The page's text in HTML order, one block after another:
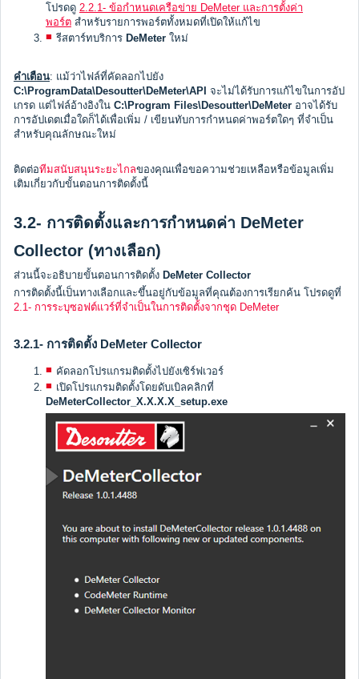
โปรดดู 2.2.1- ข้อกำหนดเครือข่าย DeMeter และการตั้งค่า
พอร์ต สำหรับรายการพอร์ตทั้งหมดที่เปิดให้แก้ไข
รีสตาร์ทบริการ DeMeter ใหม่
คำเตือน: แม้ว่าไฟล์ที่คัดลอกไปยัง
C:\ProgramData\Desoutter\DeMeter\API จะไม่ได้รับการแก้ไขในการอัป
เกรด แต่ไฟล์อ้างอิงใน C:\Program Files\Desoutter\DeMeter อาจได้รับ
การอัปเดตเมื่อใดก็ได้เพื่อเพิ่ม / เขียนทับการกำหนดค่าพอร์ตใดๆ ที่จำเป็น
สำหรับคุณลักษณะใหม่
ติดต่อทีมสนับสนุนระยะไกลของคุณเพื่อขอความช่วยเหลือหรือข้อมูลเพิ่ม
เติมเกี่ยวกับขั้นตอนการติดตั้งนี้
3.2- การติดตั้งและการกำหนดค่า DeMeter
Collector (ทางเลือก)
ส่วนนี้จะอธิบายขั้นตอนการติดตั้ง DeMeter Collector
การติดตั้งนี้เป็นทางเลือกและขึ้นอยู่กับข้อมูลที่คุณต้องการเรียกค้น โปรดดูที่
2.1- การระบุซอฟต์แวร์ที่จำเป็นในการติดตั้งจากชุด DeMeter
3.2.1- การติดตั้ง DeMeter Collector
คัดลอกโปรแกรมติดตั้งไปยังเซิร์ฟเวอร์
เปิดโปรแกรมติดตั้งโดยดับเบิลคลิกที่
DeMeterCollector_X.X.X.X_setup.exe